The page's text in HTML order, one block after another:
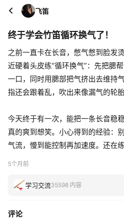
飞笛
终于学会竹笛循环换气了！
之前一直卡在长音，憋气憋到脸发
近硬着头皮练“循环换气”：先把腮
一口，同时用腮部把气挤出去维持
指还会跟着乱，吹出来像漏气的轮胎
今天终于有一次，能把一条长音稳
真的爽到想笑。小心得到的经验：
气流，慢到能控制再加速度。还在
5个月前
学习交流35598 内容
评论